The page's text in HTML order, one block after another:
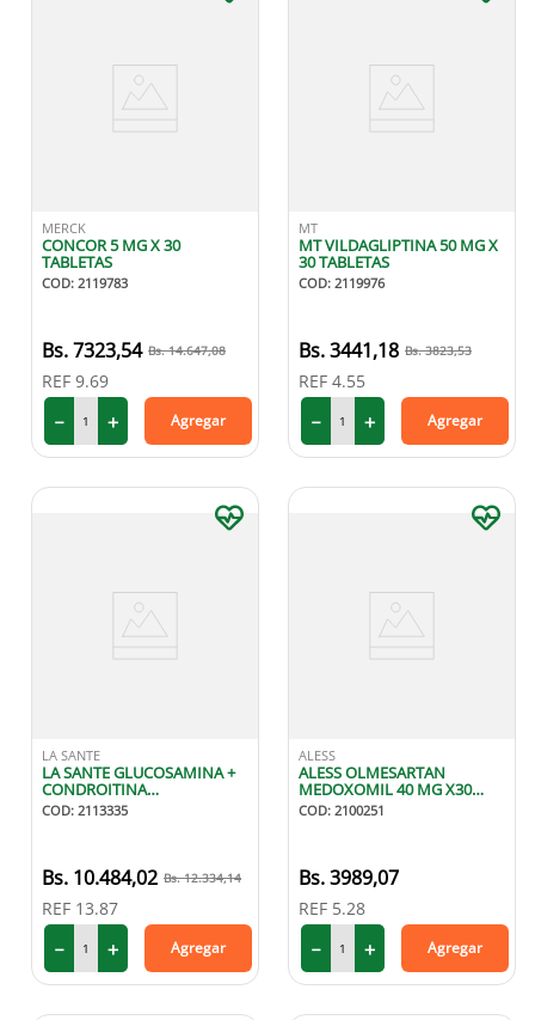
MERCK
CONCOR 5 MG X 30
TABLETAS
COD: 2119783
7323,54 14.647,08
REF 9.69
＋
－ Agregar
MT
MT VILDAGLIPTINA 50 MG X
30 TABLETAS
COD: 2119976
3441,18 3823,53
REF 4.55
＋
－ Agregar
LA SANTE
LA SANTE GLUCOSAMINA +
CONDROITINA
1500MG1200MGX15 SO
COD: 2113335
10.484,02 12.334,14
REF 13.87
＋
－ Agregar
ALESS
ALESS OLMESARTAN
MEDOXOMIL 40 MG X30
TABLETAS
COD: 2100251
3989,07
REF 5.28
＋
－ Agregar